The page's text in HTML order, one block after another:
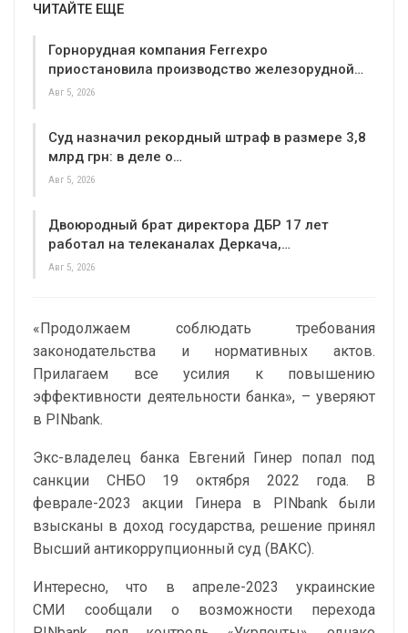
ЧИТАЙТЕ ЕЩЕ
Горнорудная компания Ferrexpo
приостановила производство железорудной…
Авг 5, 2026
Суд назначил рекордный штраф в размере 3,8
млрд грн: в деле о…
Авг 5, 2026
Двоюродный брат директора ДБР 17 лет
работал на телеканалах Деркача,…
Авг 5, 2026
«Продолжаем соблюдать требования
законодательства и нормативных актов.
Прилагаем все усилия к повышению
эффективности деятельности банка», – уверяют
в PINbank.
Экс-владелец банка Евгений Гинер попал под
санкции СНБО 19 октября 2022 года. В
феврале-2023 акции Гинера в PINbank были
взысканы в доход государства, решение принял
Высший антикоррупционный суд (ВАКС).
Интересно, что в апреле-2023 украинские
СМИ сообщали о возможности перехода